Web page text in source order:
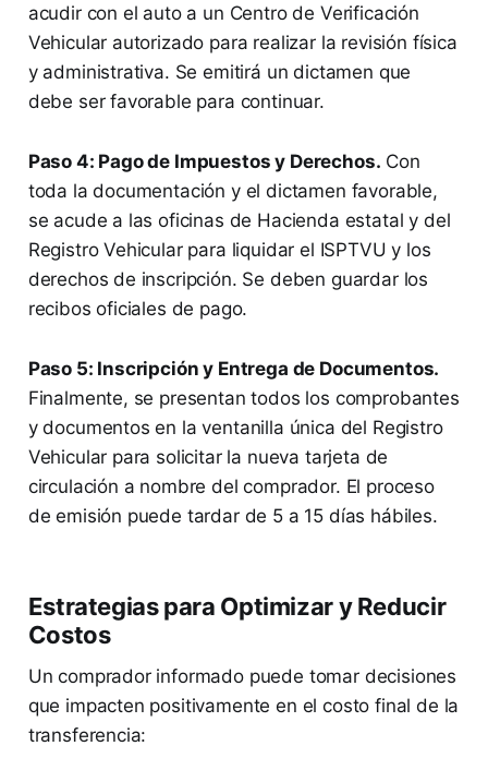
acudir con el auto a un Centro de Verificación
Vehicular autorizado para realizar la revisión física
y administrativa. Se emitirá un dictamen que
debe ser favorable para continuar.
Paso 4: Pago de Impuestos y Derechos. Con
toda la documentación y el dictamen favorable,
se acude a las oficinas de Hacienda estatal y del
Registro Vehicular para liquidar el ISPTVU y los
derechos de inscripción. Se deben guardar los
recibos oficiales de pago.
Paso 5: Inscripción y Entrega de Documentos.
Finalmente, se presentan todos los comprobantes
y documentos en la ventanilla única del Registro
Vehicular para solicitar la nueva tarjeta de
circulación a nombre del comprador. El proceso
de emisión puede tardar de 5 a 15 días hábiles.
Estrategias para Optimizar y Reducir
Costos
Un comprador informado puede tomar decisiones
que impacten positivamente en el costo final de la
transferencia: